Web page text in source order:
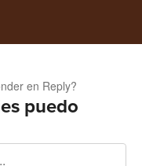
en Reply?
puedo